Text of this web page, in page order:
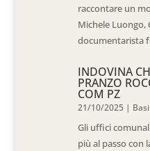
raccontare un
Michele Luongo,
documentarista
INDOVINA
PRANZO
COM PZ
21/10/2025 |
Gli uffici
più al passo con